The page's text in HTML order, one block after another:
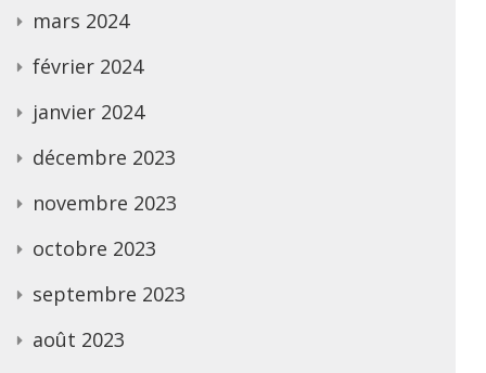
mars 2024
février 2024
janvier 2024
décembre 2023
novembre 2023
octobre 2023
septembre 2023
août 2023